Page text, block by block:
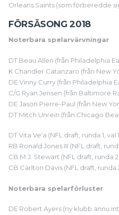
Orleans Saints (som förberedde
FÖRSÄSONG 2018
Noterbara spelarvärvningar
DT Beau Allen (från Philadelphia
K Chandler Catanzaro (från New
DE Vinny Curry (från Philadelphia
C/G Ryan Jensen (från Baltimore
DE Jason Pierre-Paul (från New
DT Mitch Unrein (från Chicago
DT Vita Ve'a (NFL draft, runda 1, val
RB Ronald Jones III (NFL draft,
CB M.J. Stewart (NFL draft, runda
CB Carlton Davis (NFL draft, runda
Noterbara spelarförluster
DE Robert Ayers (ny klubb ännu